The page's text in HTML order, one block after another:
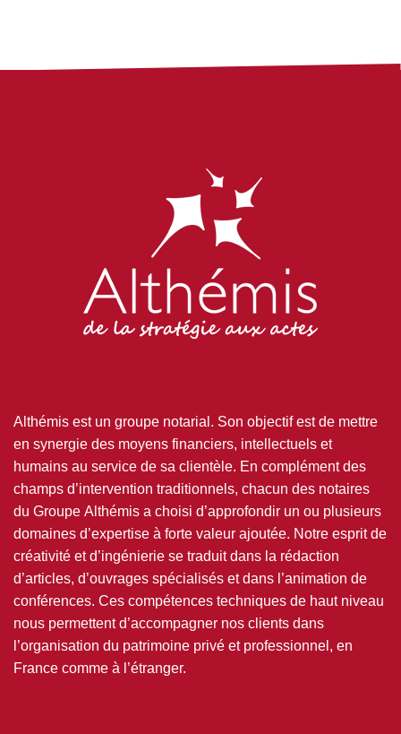
Althémis est un groupe notarial. Son objectif est de mettre
en synergie des moyens financiers, intellectuels et
humains au service de sa clientèle. En complément des
champs d’intervention traditionnels, chacun des notaires
du Groupe Althémis a choisi d’approfondir un ou plusieurs
domaines d’expertise à forte valeur ajoutée. Notre esprit de
créativité et d’ingénierie se traduit dans la rédaction
d’articles, d’ouvrages spécialisés et dans l’animation de
conférences. Ces compétences techniques de haut niveau
nous permettent d’accompagner nos clients dans
l’organisation du patrimoine privé et professionnel, en
France comme à l’étranger.